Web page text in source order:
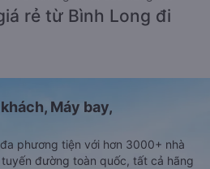
rẻ từ Bình Long đi
Máy bay,
phương tiện với hơn 3000+ nhà
đường toàn quốc, tất cả hãng